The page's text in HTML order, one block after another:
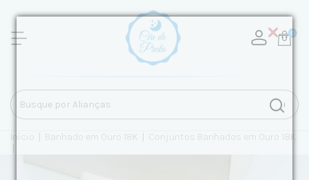
0
Início Banhado em Ouro 18K
Conjuntos Banhados em Ouro 18K